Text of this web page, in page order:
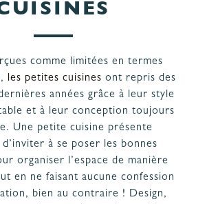
comme limitées en termes
les petites cuisines ont repris des
années grâce à leur style
et à leur conception toujours
Une petite cuisine présente
d’inviter à se poser les bonnes
organiser l’espace de manière
en ne faisant aucune confession
bien au contraire ! Design,